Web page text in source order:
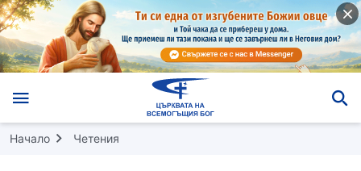
Начало Четения